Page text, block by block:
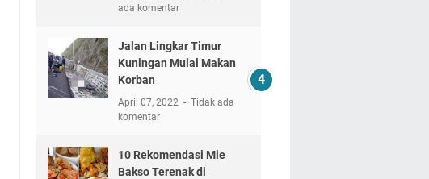
ada komentar
Jalan Lingkar Timur
Kuningan Mulai Makan
Korban
April 07, 2022
Tidak ada
komentar
10 Rekomendasi Mie
Bakso Terenak di